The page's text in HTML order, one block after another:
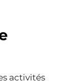
activités